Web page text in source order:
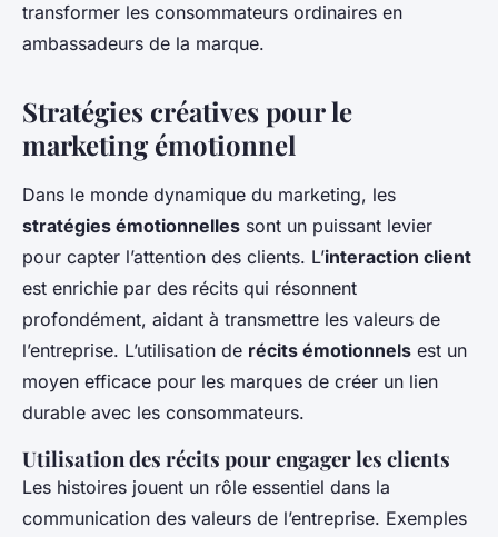
transformer les consommateurs ordinaires en
ambassadeurs de la marque.
Stratégies créatives pour le
marketing émotionnel
Dans le monde dynamique du marketing, les
stratégies émotionnelles sont un puissant levier
pour capter l’attention des clients. L’interaction client
est enrichie par des récits qui résonnent
profondément, aidant à transmettre les valeurs de
l’entreprise. L’utilisation de récits émotionnels est un
moyen efficace pour les marques de créer un lien
durable avec les consommateurs.
Utilisation des récits pour engager les clients
Les histoires jouent un rôle essentiel dans la
communication des valeurs de l’entreprise. Exemples